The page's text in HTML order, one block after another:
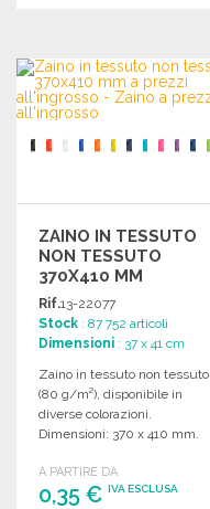
Richiedi un preventivo
ZAINO IN TESSUTO
NON TESSUTO
370X410 MM
Rif.13-22077
Stock : 87 752 articoli
Dimensioni : 37 x 41 cm
Zaino in tessuto non tessuto
(80 g/m²), disponibile in
diverse colorazioni.
Dimensioni: 370 x 410 mm.
A PARTIRE DA
0,35 € IVA ESCLUSA